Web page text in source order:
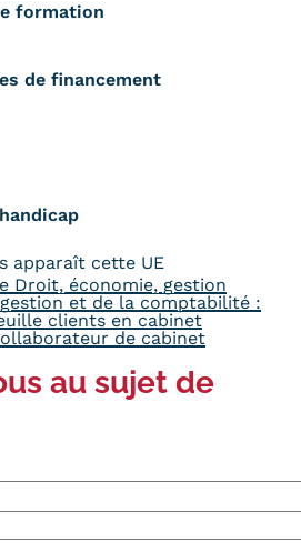
formation
de financement
apparaît cette UE
Droit, économie, gestion
et de la comptabilité :
clients en cabinet
de cabinet
au sujet de